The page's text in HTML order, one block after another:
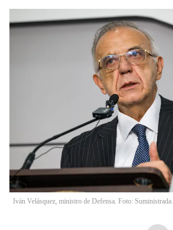
Iván Velásquez, ministro de Defensa. Foto: Suministrada.